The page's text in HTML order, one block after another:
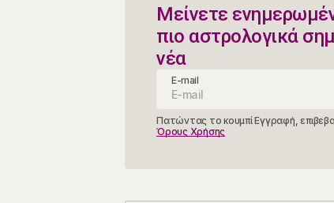
Μείνετε
πιο αστρολογικά
νέα
E-mail
Πατώντας το κουμπί Εγγραφή,
Όρους Χρήσης